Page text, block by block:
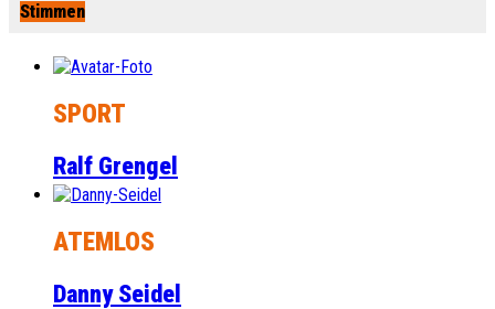
Stimmen
SPORT
Ralf Grengel
ATEMLOS
Danny Seidel